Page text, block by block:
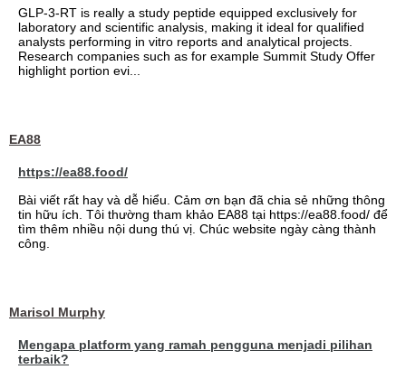
GLP-3-RT is really a study peptide equipped exclusively for
laboratory and scientific analysis, making it ideal for qualified
analysts performing in vitro reports and analytical projects.
Research companies such as for example Summit Study Offer
highlight portion evi...
EA88
https://ea88.food/
Bài viết rất hay và dễ hiểu. Cảm ơn bạn đã chia sẻ những thông
tin hữu ích. Tôi thường tham khảo EA88 tại https://ea88.food/ để
tìm thêm nhiều nội dung thú vị. Chúc website ngày càng thành
công.
Marisol Murphy
Mengapa platform yang ramah pengguna menjadi pilihan
terbaik?